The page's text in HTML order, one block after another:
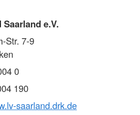
e.V.
Str. 7-9
0
190
saarland.drk.de